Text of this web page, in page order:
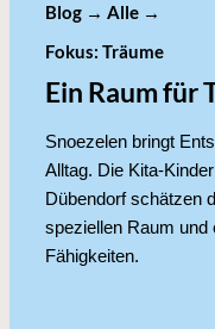
Blog → Alle →
Fokus: Träume
Ein Raum für
Snoezelen bringt
Alltag. Die Kita-
Dübendorf schätzen
speziellen Raum und
Fähigkeiten.